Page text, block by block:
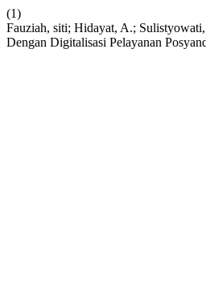
(1)
Fauziah, siti; Hidayat, A.;
Dengan Digitalisasi Pelayanan